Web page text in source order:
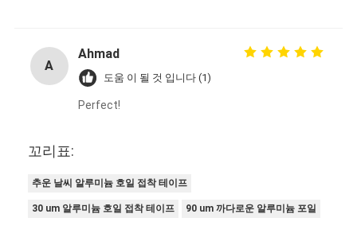
A
Ahmad
도움 이 될 것 입니다 (1)
Perfect!
꼬리표:
추운 날씨 알루미늄 호일 접착 테이프
30 um 알루미늄 호일 접착 테이프 90 um 까다로운 알루미늄 포일